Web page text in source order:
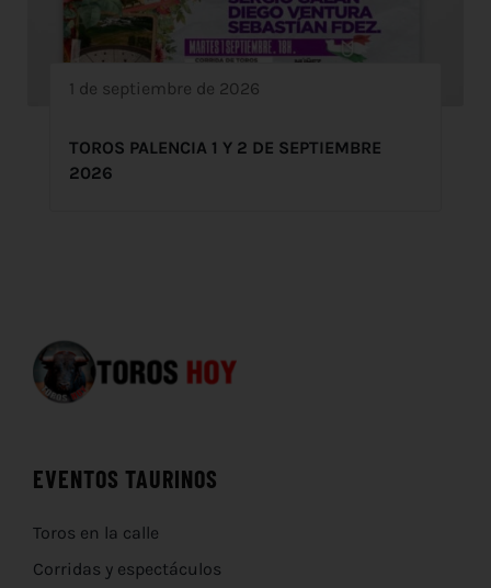
1 de septiembre de 2026
TOROS PALENCIA 1 Y 2 DE SEPTIEMBRE
2026
EVENTOS TAURINOS
Toros en la calle
Corridas y espectáculos